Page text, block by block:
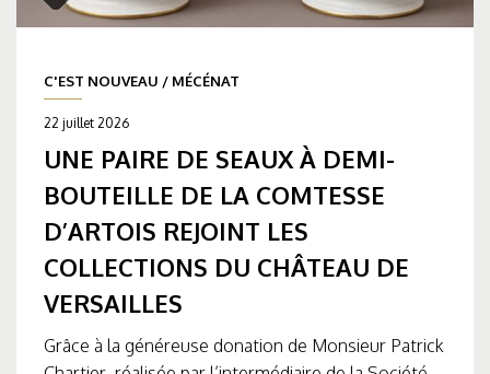
C'EST NOUVEAU / MÉCÉNAT
22 juillet 2026
UNE PAIRE DE SEAUX À DEMI-
BOUTEILLE DE LA COMTESSE
D’ARTOIS REJOINT LES
COLLECTIONS DU CHÂTEAU DE
VERSAILLES
Grâce à la généreuse donation de Monsieur Patrick